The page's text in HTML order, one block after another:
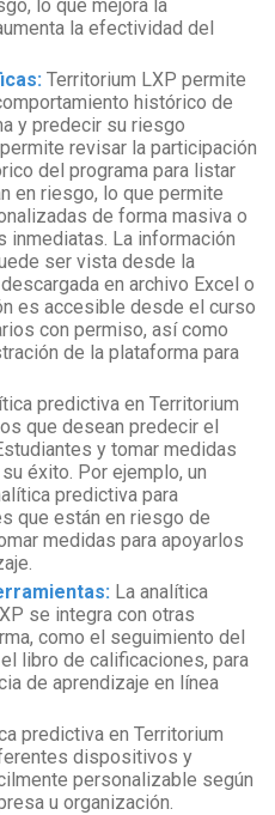
lo que mejora la
la efectividad del
Territorium LXP permite
histórico de
y predecir su riesgo
revisar la participación
del programa para listar
en riesgo, lo que permite
de forma masiva o
inmediatas. La información
ser vista desde la
en archivo Excel o
es accesible desde el curso
con permiso, así como
de la plataforma para
predictiva en Territorium
que desean predecir el
y tomar medidas
éxito. Por ejemplo, un
predictiva para
que están en riesgo de
medidas para apoyarlos
La analítica
se integra con otras
como el seguimiento del
libro de calificaciones, para
de aprendizaje en línea
predictiva en Territorium
dispositivos y
personalizable según
u organización.